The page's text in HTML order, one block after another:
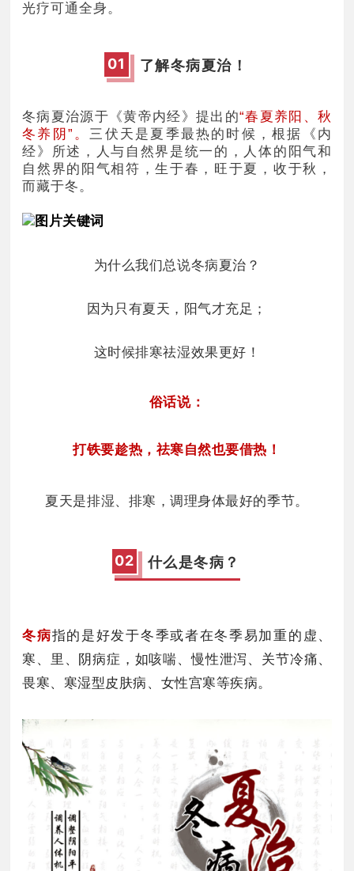
光疗可通全身。
01 了解冬病夏治！
冬病夏治源于《黄帝内经》提出的“春夏养阳、秋
冬养阴 ” 。 三伏天是夏季最热的时候，根据《内
经》所述，人与自然界是统一的，人体的阳气和
自然界的阳气相符，生于春，旺于夏，收于秋，
而藏于冬。
为什么我们总说冬病夏治？
因为只有夏天，阳气才充足；
这时候排寒祛湿效果更好！
俗话说：
打铁要趁热，祛寒自然也要借热！
夏天是排湿、排寒，调理身体最好的季节。
02 什么是冬病？
冬病指的是好发于冬季或者在冬季易加重的虚、
寒、里、阴病症，如咳喘、慢性泄泻 、关节冷痛、
畏寒、寒湿型皮肤病、女性宫寒等疾病。